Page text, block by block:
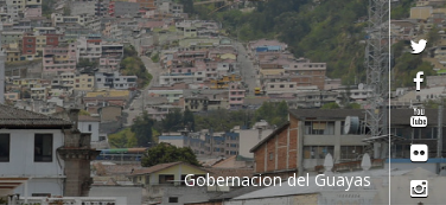
Gobernacion del Guayas